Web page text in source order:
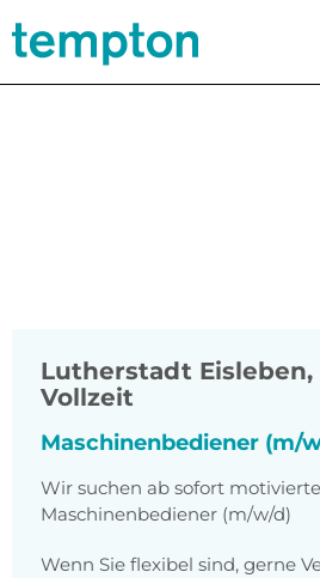
Lutherstadt Eisleben,
Vollzeit
Maschinenbediener (m/
Wir suchen ab sofort
Maschinenbediener (m/w/d)
Wenn Sie flexibel sind, gerne